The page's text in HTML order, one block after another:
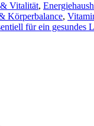
Vitalität,
Körperbalance,
für ein gesundes